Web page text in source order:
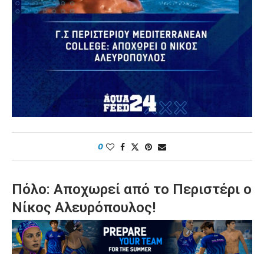
0
Πόλο: Αποχωρεί από το Περιστέρι ο
Νίκος Αλευρόπουλος!